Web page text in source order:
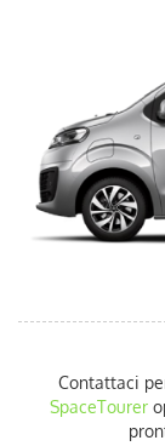
PRONTA
VEICOLI CON
AUTO USATE
ACQUISTIAMO
ASSISTENZA
Contattaci
SpaceTourer